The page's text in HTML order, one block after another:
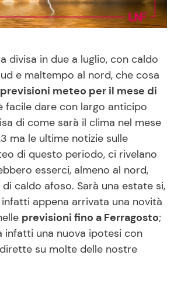
Consigli di Cucina
Dolci
Le Ricette in TV
Primi Piatti
Ricette Facili e Veloci
Ricette Feste
divisa in due a luglio, con caldo
e maltempo al nord, che cosa
meteo per il mese di
facile dare con largo anticipo
di come sarà il clima nel mese
ma le ultime notizie sulle
di questo periodo, ci rivelano
esserci, almeno al nord,
caldo afoso. Sarà una estate si,
infatti appena arrivata una novità
previsioni fino a Ferragosto;
infatti una nuova ipotesi con
su molte delle nostre